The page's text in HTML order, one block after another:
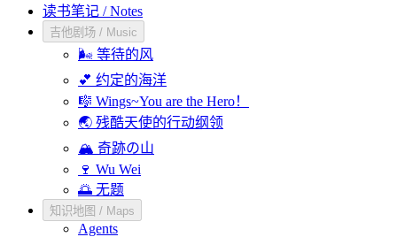
读书笔记 / Notes
吉他剧场 / Music
🌬️ 等待的风
💕 约定的海洋
🎼 Wings~You are the Hero！
🌏 残酷天使的行动纲领
🏔️ 奇跡の山
🍷 Wu Wei
🌅 无题
知识地图 / Maps
Agents